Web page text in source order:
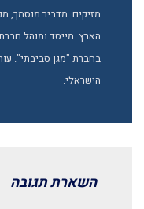
מזיקים. מדביר מוסמך,
הארץ. מייסד ומנהל
בחברת "מגן סביבתי".
הישראלי.
השארת תגובה